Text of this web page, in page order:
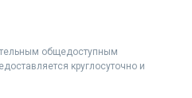
общедоступным
круглосуточно и